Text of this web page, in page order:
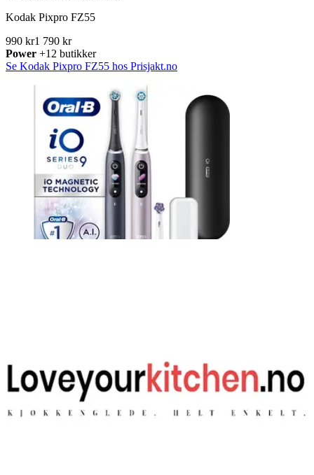
Kodak Pixpro FZ55
990 kr1 790 kr
Power +12 butikker
Se Kodak Pixpro FZ55 hos Prisjakt.no
2 999 kr5 399 kr
Power+10 butikker
Se Oral-B iO9 Duo, Charging Travel Case, 1 extra refill hos
Prisjakt.no